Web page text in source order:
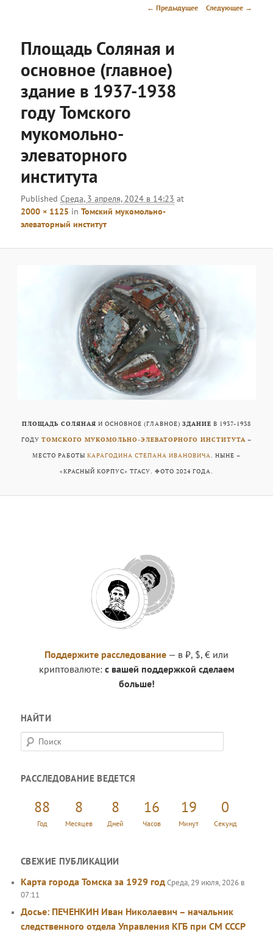
Навигация
← Предыдущее Следующее →
Площадь Соляная и
основное (главное)
здание в 1937-1938
году Томского
мукомольно-
элеваторного
института
PublishedСреда, 3 апреля, 2024 в 14:23 at
2000 × 1125 inТомский мукомольно-
элеваторный институт
ПЛОЩАДЬ СОЛЯНАЯ И ОСНОВНОЕ (ГЛАВНОЕ) ЗДАНИЕ В 1937-1938
ГОДУ ТОМСКОГО МУКОМОЛЬНО-ЭЛЕВАТОРНОГО ИНСТИТУТА –
МЕСТО РАБОТЫ КАРАГОДИНА СТЕПАНА ИВАНОВИЧА. НЫНЕ –
«КРАСНЫЙ КОРПУС» ТГАСУ. ФОТО 2024 ГОДА.
Поддержите расследование — в ₽, $, € или
криптовалюте: с вашей поддержкой сделаем
больше!
НАЙТИ
П
о
с
РАССЛЕДОВАНИЕ ВЕДЕТСЯ
88
Год
8
Месяцев
8
Дней
16
Часов
19
Минут
1
Секунда
СВЕЖИЕ ПУБЛИКАЦИИ
Карта города Томска за 1929 годСреда, 29 июля, 2026 в
07:11
Досье: ПЕЧЕНКИН Иван Николаевич – начальник
следственного отдела Управления КГБ при СМ СССР